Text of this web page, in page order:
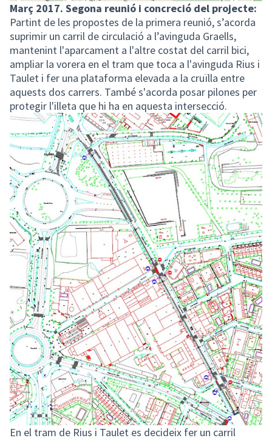
Març 2017. Segona reunió i concreció del projecte:
Partint de les propostes de la primera reunió, s’acorda
suprimir un carril de circulació a l’avinguda Graells,
mantenint l'aparcament a l'altre costat del carril bici,
ampliar la vorera en el tram que toca a l'avinguda Rius i
Taulet i fer una plataforma elevada a la cruïlla entre
aquests dos carrers. També s'acorda posar pilones per
protegir l'illeta que hi ha en aquesta intersecció.
En el tram de Rius i Taulet es decideix fer un carril